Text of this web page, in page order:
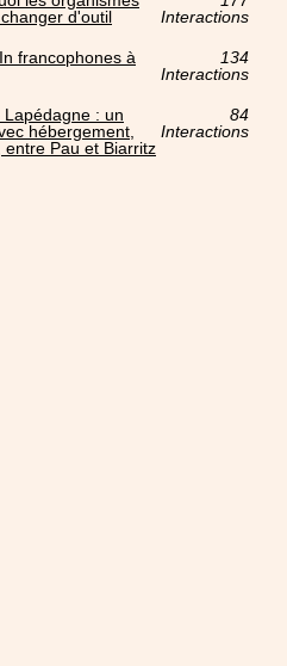
d'outil
Interactions
francophones à
134
Interactions
: un
hébergement,
Pau et Biarritz
84
Interactions